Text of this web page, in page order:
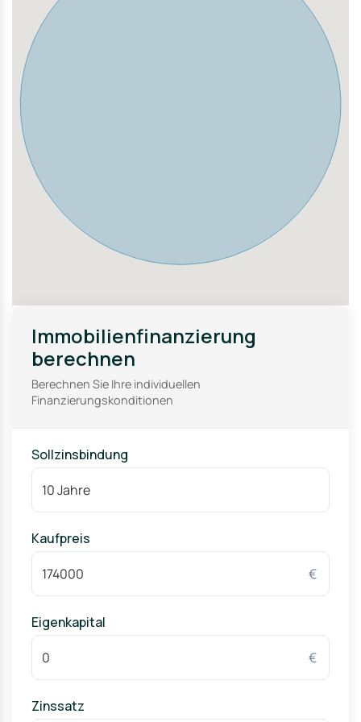
Immobilienfinanzierung
berechnen
Berechnen Sie Ihre individuellen
Finanzierungskonditionen
Sollzinsbindung
Kaufpreis
€
Eigenkapital
€
Zinssatz